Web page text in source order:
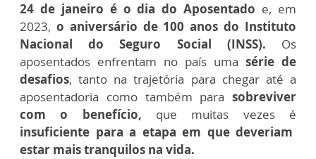
24 de janeiro é o dia do Aposentado e, em
2023, o aniversário de 100 anos do Instituto
Nacional do Seguro Social (INSS). Os
aposentados enfrentam no país uma série de
desafios, tanto na trajetória para chegar até a
aposentadoria como também para sobreviver
com o benefício, que muitas vezes é
insuficiente para a etapa em que deveriam
estar mais tranquilos na vida.